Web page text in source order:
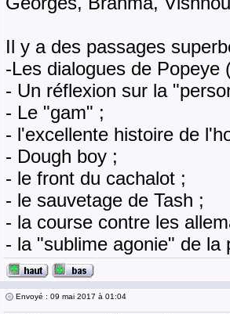
Il y a des passages
-Les dialogues de Popeye
- Un réflexion sur la
- Le "gam" ;
- l'excellente histoire de
- Dough boy ;
- le front du cachalot ;
- le sauvetage de Tash ;
- la course contre les
- la "sublime agonie" de la
Envoyé : 09 mai 2017 à 01:04